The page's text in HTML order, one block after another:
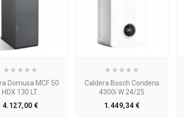
Domusa MCF 50
HDX 130 LT.
4.127,00 €Precio
Caldera Bosch Condens
4300i W 24/25
1.449,34 €Precio